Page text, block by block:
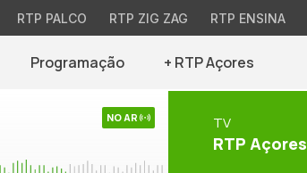
RTP PALCO RTP ZIG ZAG RTP ENSINA
Programação + RTP Açores
NO AR TV
RTP Açores